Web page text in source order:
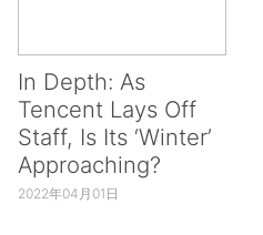
In Depth: As
Tencent Lays Off
Staff, Is Its ‘Winter’
Approaching?
2022年04月01日